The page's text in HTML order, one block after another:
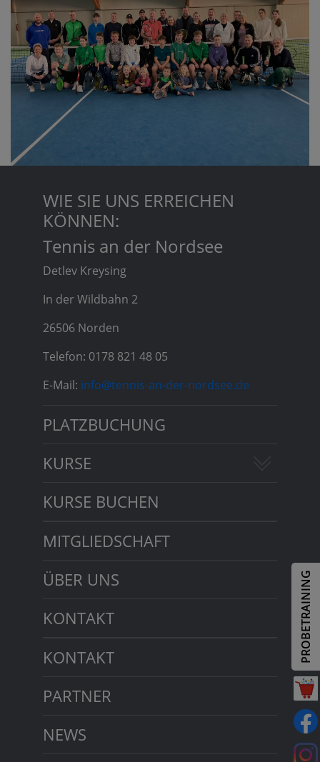
PROBETRAINING
WIE SIE UNS ERREICHEN
KÖNNEN:
Tennis an der Nordsee
Detlev Kreysing
In der Wildbahn 2
26506 Norden
Telefon: 0178 821 48 05
E-Mail: info@tennis-an-der-nordsee.de
PLATZBUCHUNG
KURSE
KURSE BUCHEN
MITGLIEDSCHAFT
ÜBER UNS
KONTAKT
KONTAKT
PARTNER
NEWS